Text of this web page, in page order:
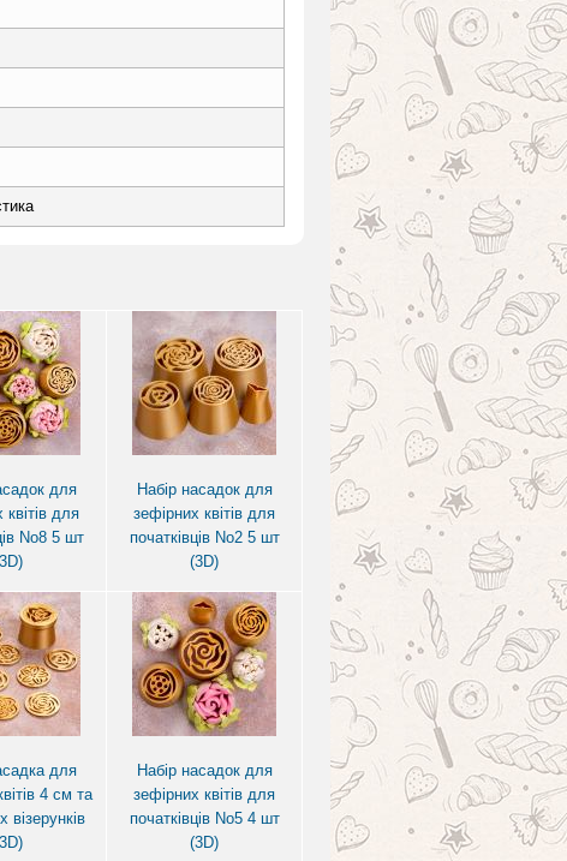
для
квітів для
No8 5 шт
Набір насадок для
зефірних квітів для
початківців No2 5 шт
(3D)
для
4 см та
візерунків
Набір насадок для
зефірних квітів для
початківців No5 4 шт
(3D)